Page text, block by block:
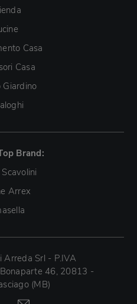
Casa
Casa
Brand:
Arrex
Srl - P.IVA
46, 20813 -
(MB)